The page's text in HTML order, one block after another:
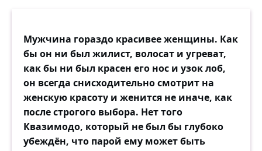
Мужчина гораздо красивее женщины. Как
бы он ни был жилист, волосат и угреват,
как бы ни был красен его нос и узок лоб,
он всегда снисходительно смотрит на
женскую красоту и женится не иначе, как
после строгого выбора. Нет того
Квазимодо, который не был бы глубоко
убеждён, что парой ему может быть